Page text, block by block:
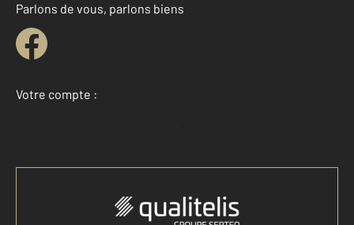
Parlons de vous, parlons biens
Votre compte :
Accéder à mon compte